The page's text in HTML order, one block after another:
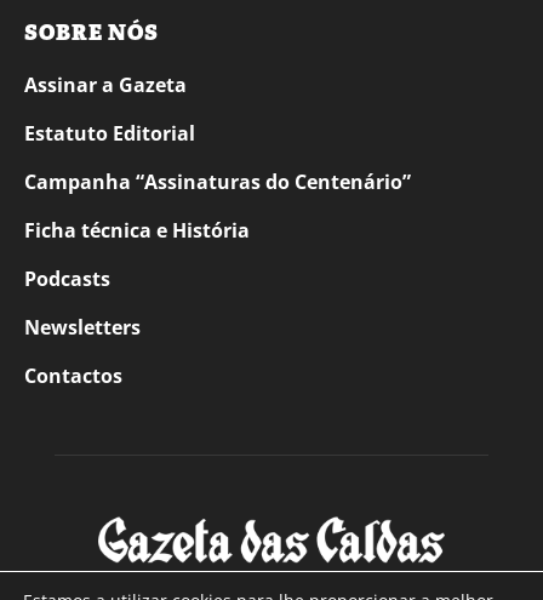
SOBRE NÓS
Assinar a Gazeta
Estatuto Editorial
Campanha “Assinaturas do Centenário”
Ficha técnica e História
Podcasts
Newsletters
Contactos